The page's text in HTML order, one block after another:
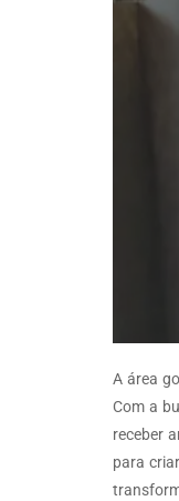
A área
Com a
receber
para